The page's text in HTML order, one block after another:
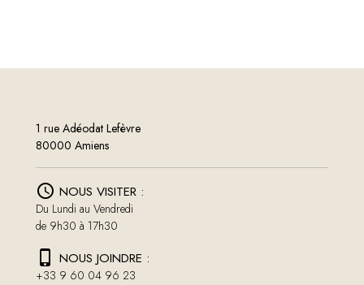
1 rue Adéodat Lefèvre
80000 Amiens
NOUS VISITER :
Du Lundi au Vendredi
de 9h30 à 17h30
NOUS JOINDRE :
+33 9 60 04 96 23